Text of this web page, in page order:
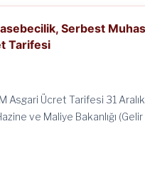
Serbest
Tarifesi
Asgari Ücret Tarifesi 31
ve Maliye Bakanlığı